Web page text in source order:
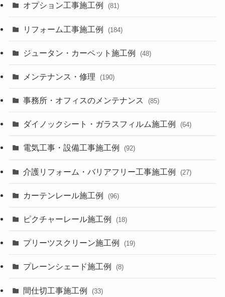
オプション工事施工例 (81)
リフォーム工事施工例 (184)
ジュータン・カーペット施工例 (48)
メンテナンス・修理 (190)
事務所・オフィスのメンテナンス (85)
ダイノックシート・ガラスフィルム施工例 (64)
電気工事・設備工事施工例 (92)
介護リフォーム・バリアフリー工事施工例 (27)
カーテンレール施工例 (96)
ピクチャーレール施工例 (18)
プリーツスクリーン施工例 (19)
プレーンシェード施工例 (8)
間仕切工事施工例 (33)